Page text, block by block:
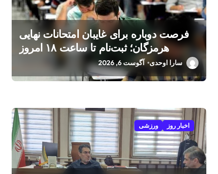
فرصت دوباره برای غایبان امتحانات نهایی
هرمزگان؛ ثبت‌نام تا ساعت ۱۸ امروز
سارا اوحدی آگوست 6, 2026
اخبار روز ورزشی